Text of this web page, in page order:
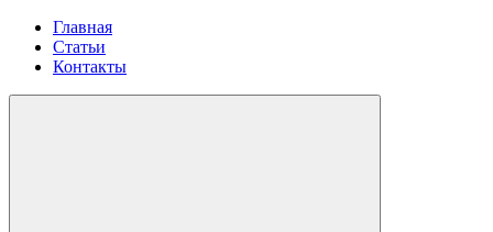
Главная
Статьи
Контакты